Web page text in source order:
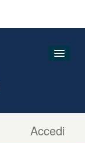
Accedi